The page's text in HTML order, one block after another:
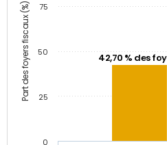
Part des foyers fiscaux (%) 42,70 % des
0
25
50
75